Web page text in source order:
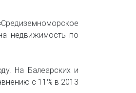
недвижимость по
На Балеарских и
с 11% в 2013